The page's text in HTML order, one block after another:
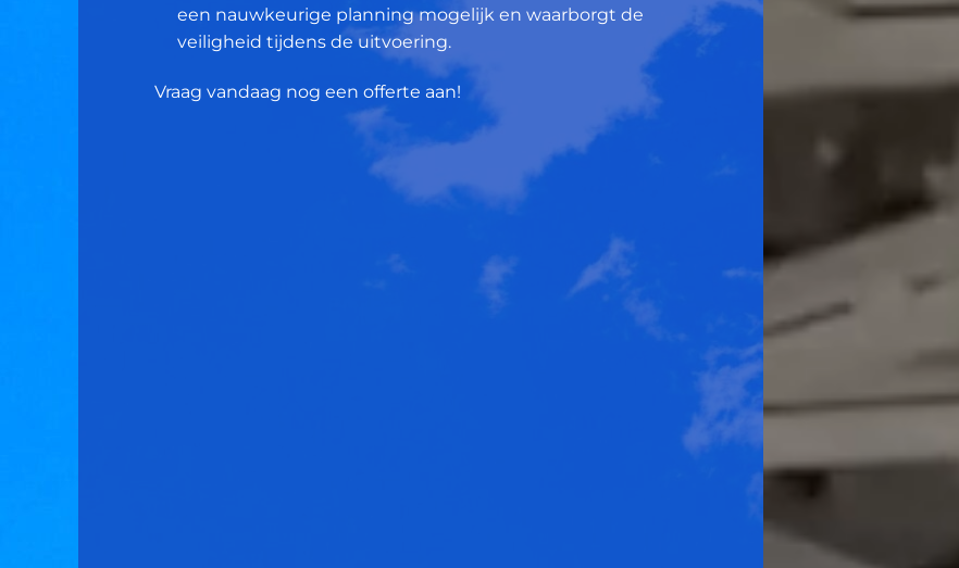
een nauwkeurige planning mogelijk en waarborgt de
veiligheid tijdens de uitvoering.
Vraag vandaag nog een offerte aan!